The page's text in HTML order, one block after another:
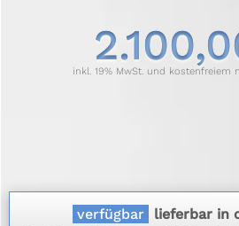
inkl. 19% MwSt. und kostenfreiem
verfügbar lieferbar in